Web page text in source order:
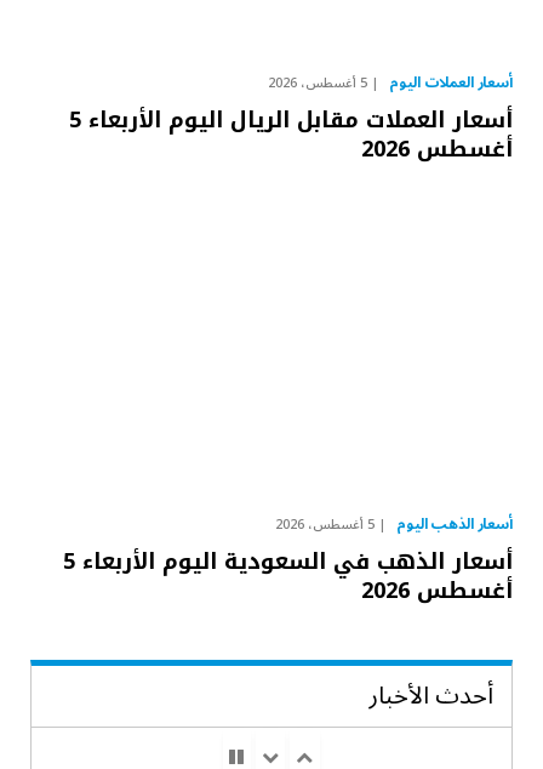
أسعار العملات اليوم 5 أغسطس، 2026
أسعار العملات مقابل الريال اليوم الأربعاء 5
أغسطس 2026
أسعار الذهب اليوم 5 أغسطس، 2026
أسعار الذهب في السعودية اليوم الأربعاء 5
أغسطس 2026
أحدث الأخبار